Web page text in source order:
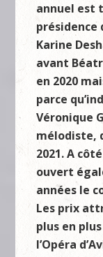
annuel est
présidence
Karine
avant
en 2020
parce
Véronique
mélodiste,
2021. A
ouvert
années le
Les prix
plus en
l’Opéra